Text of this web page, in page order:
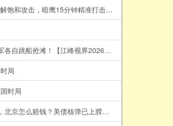
川普“习好朋友”迷魂汤后，美军2026西太SQUAD四方合围，中共围台战略已成泡影； 美海岸巡逻艇加入南海对撞中共海警船！分建军事基地破解饱和攻击，暗鹰15分钟精准打击中南海【江峰漫谈 20260803第1245期】#中美对抗
胡锦涛一家中毒是假？法广辟谣突遭404！习迎“汪东兴时刻”？爆蔡奇将交中办大权！河北一夜换防：倪岳峰闪退、李克强同学旧部接棒！习家军各自跳船抢滩！【江峰视界20260801第451期】#中国时局
局
时局
川普严斥福奇保护中共！国会惊人“百次沉默”，律师被赶出国会，听证会扯出美中“深层政府”与中共武汉实验室的秘密金流！国会追责立法在即，北京怎么赔钱？美债核弹已上膛【江峰漫谈20260730第1243期】福奇国会听证会